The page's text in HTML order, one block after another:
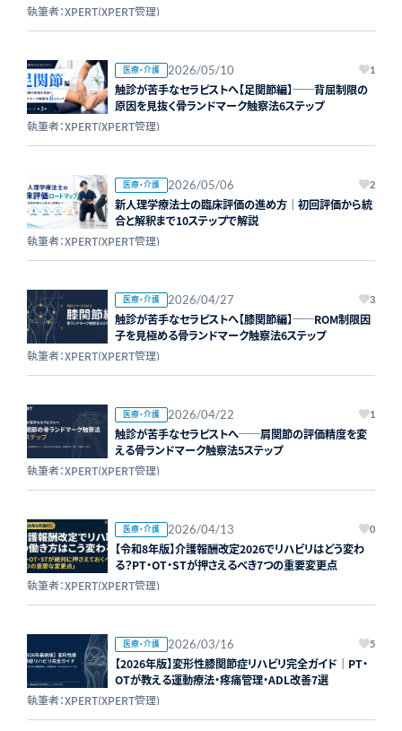
執筆者：XPERT(XPERT管理)
医療・介護 2026/05/10 1
触診が苦手なセラピストへ【足関節編】──背屈制限の
原因を見抜く骨ランドマーク触察法6ステップ
執筆者：XPERT(XPERT管理)
医療・介護 2026/05/06 2
新人理学療法士の臨床評価の進め方｜初回評価から統
合と解釈まで10ステップで解説
執筆者：XPERT(XPERT管理)
医療・介護 2026/04/27 3
触診が苦手なセラピストへ【膝関節編】──ROM制限因
子を見極める骨ランドマーク触察法6ステップ
執筆者：XPERT(XPERT管理)
医療・介護 2026/04/22 1
触診が苦手なセラピストへ──肩関節の評価精度を変
える骨ランドマーク触察法5ステップ
執筆者：XPERT(XPERT管理)
医療・介護 2026/04/13 0
【令和8年版】介護報酬改定2026でリハビリはどう変わ
る？PT・OT・STが押さえるべき7つの重要変更点
執筆者：XPERT(XPERT管理)
医療・介護 2026/03/16 5
【2026年版】変形性膝関節症リハビリ完全ガイド｜PT・
OTが教える運動療法・疼痛管理・ADL改善7選
執筆者：XPERT(XPERT管理)